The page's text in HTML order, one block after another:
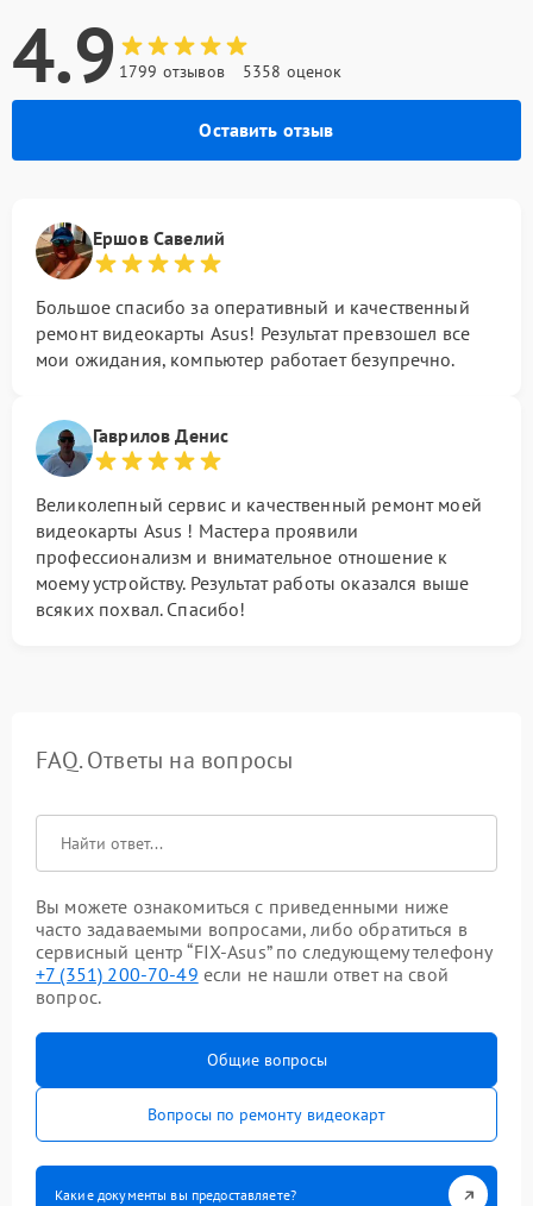
4.9 1799 отзывов 5358 оценок
Оставить отзыв
Ершов Савелий
Большое спасибо за оперативный и качественный
ремонт видеокарты Asus! Результат превзошел все
мои ожидания, компьютер работает безупречно.
Гаврилов Денис
Великолепный сервис и качественный ремонт моей
видеокарты Asus ! Мастера проявили
профессионализм и внимательное отношение к
моему устройству. Результат работы оказался выше
всяких похвал. Спасибо!
FAQ. Ответы на вопросы
Вы можете ознакомиться с приведенными ниже
часто задаваемыми вопросами, либо обратиться в
сервисный центр “FIX-Asus” по следующему телефону
+7 (351) 200-70-49 если не нашли ответ на свой
вопрос.
Общие вопросы
Вопросы по ремонту видеокарт
Какие документы вы предоставляете?